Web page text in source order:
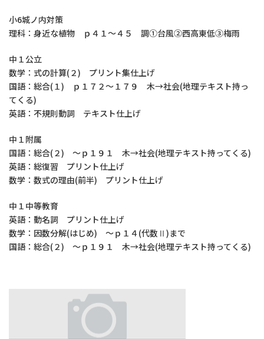
小6城ノ内対策
理科：身近な植物 ｐ４１～４５ 調①台風②西高東低③梅雨
中１公立
数学：式の計算(２) プリント集仕上げ
国語：総合(１) ｐ１７２～１７９ 木→社会(地理テキスト持っ
てくる)
英語：不規則動詞 テキスト仕上げ
中１附属
国語：総合(２) ～ｐ１９１ 木→社会(地理テキスト持ってくる)
英語：総復習 プリント仕上げ
数学：数式の理由(前半) プリント仕上げ
中１中等教育
英語：動名詞 プリント仕上げ
数学：因数分解(はじめ) ～ｐ１４(代数Ⅱ)まで
国語：総合(２) ～ｐ１９１ 木→社会(地理テキスト持ってくる)